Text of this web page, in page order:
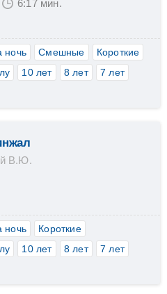
6:17 мин.
ночь Смешные
Короткие
10 лет 8 лет
7 лет
В.Ю.
ночь
Короткие
10 лет 8 лет
7 лет